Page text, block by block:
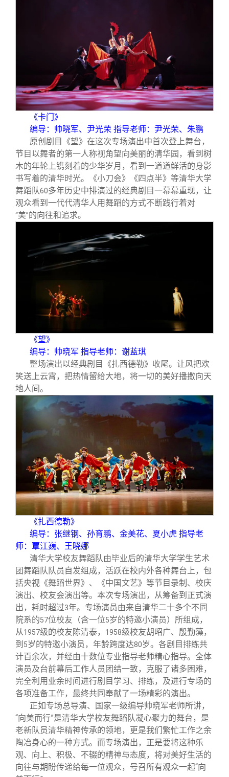
《卡门》
编导：帅晓军、尹光荣 指导老师：尹光荣、朱鹏
原创剧目《望》在这次专场演出中首次登上舞台，
节目以舞者的第一人称视角望向美丽的清华园，看到树
木的年轮上镌刻着的少华岁月，看到一道道鲜活的身影
书写着的清华时光。《小刀会》《四点半》等清华大学
舞蹈队60多年历史中排演过的经典剧目一幕幕重现，让
观众看到一代代清华人用舞蹈的方式不断践行着对
“美”的向往和追求。
《望》
编导：帅晓军 指导老师：谢蓝琪
整场演出以经典剧目《扎西德勒》收尾。让风把欢
笑送上云霄，把热情留给大地，将一切的美好播撒向天
地人间。
《扎西德勒》
编导：张继钢、孙育鹏、金美花、夏小虎 指导老
师：覃江巍、王晓娜
清华大学校友舞蹈队由毕业后的清华大学学生艺术
团舞蹈队队员自发组成，活跃在校内外各种舞台上，包
括央视《舞蹈世界》、《中国文艺》等节目录制、校庆
演出、校友会演出等。本次专场演出，从筹备到正式演
出，耗时超过3年。专场演员由来自清华二十多个不同
院系的57位校友（含一位5岁的特邀小演员）所组成，
从1957级的校友陈清泰， 1958级校友胡昭广、殷勤藻，
到 5岁的特邀小演员，年龄跨度达80岁。各剧目排练共
计百余次，并经由十数位专业指导老师精心指导。全体
演员及台前幕后工作人员团结一致，克服了诸多困难，
完全利用业余时间进行剧目学习、排练，及进行专场的
各项准备工作，最终共同奉献了一场精彩的演出。
正如专场总导演、国家一级编导帅晓军老师所讲，
“向美而行”是清华大学校友舞蹈队凝心聚力的舞台，是
老新队员清华精神传承的领地，更是我们繁忙工作之余
陶冶身心的一种方式。而专场演出，正是要将这种乐
观、向上、积极、不辍的精神与态度，将对美好生活的
向往与期盼传递给每一位观众，号召所有观众一起“向